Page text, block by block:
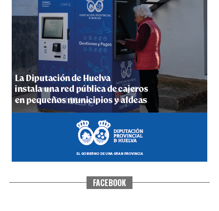
QUINTA CORRIDA DE LAS FIESTAS COLOMBINAS
2026
hace 4 días·Huelvatv
FACEBOOK